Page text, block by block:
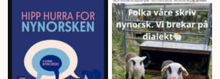
Sparebank1 Sogn
og Fjordane elskar
nynorsk!
Villsauene på
Reksta brekar
dialekt.